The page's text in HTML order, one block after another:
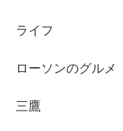
ライフ
ローソンのグルメ
三鷹